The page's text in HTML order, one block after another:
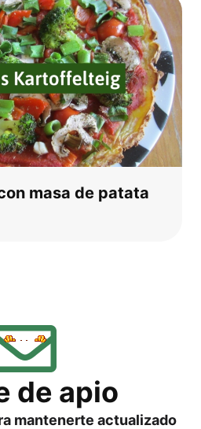
masa de patata
de apio
man­ten­er­te actua­liz­ado